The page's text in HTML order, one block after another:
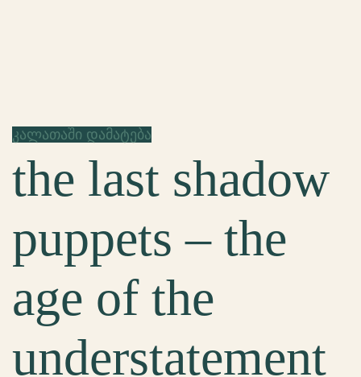
კალათაში დამატება
the last shadow
puppets – the
age of the
understatement